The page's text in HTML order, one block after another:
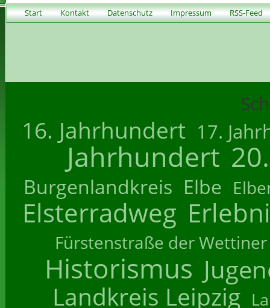
Start Kontakt Datenschutz Impressum RSS-Feed
16. Jahrhundert 17.
Jahrhundert
Burgenlandkreis Elbe
Elsterradweg
Fürstenstraße der Wettiner
Historismus
Landkreis Leipzig